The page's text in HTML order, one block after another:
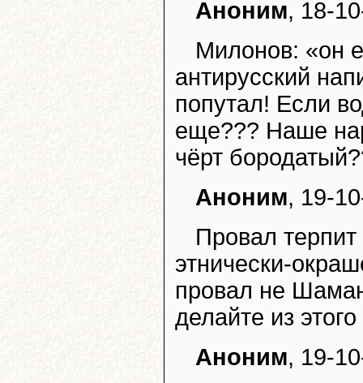
Аноним, 18-
Милонов: «он
антирусский
попутал! Если
еще??? Наше
чёрт
Аноним, 19-
Провал
этнически-
провал не
делайте из
Аноним, 19-